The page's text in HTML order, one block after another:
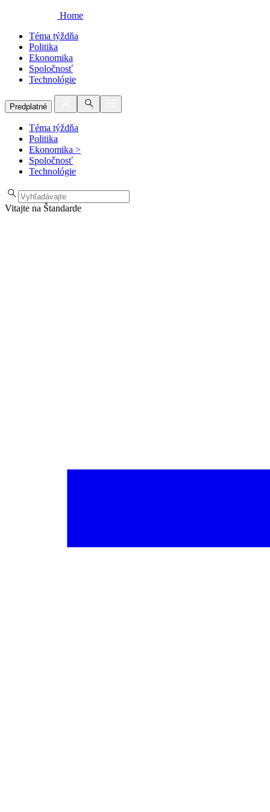
Home
Téma týždňa
Politika
Ekonomika
Spoločnosť
Technológie
Predplatné
Téma týždňa
Politika
Ekonomika >
Spoločnosť
Technológie
Vitajte na Štandarde